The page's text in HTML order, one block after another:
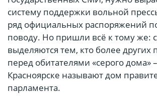
систему поддержки вольной
ряд официальных распоряжений
поводу. Но пришли всё к тому же:
выделяются тем, кто более других
перед обитателями «серого дома»
Красноярске называют дом
парламента.